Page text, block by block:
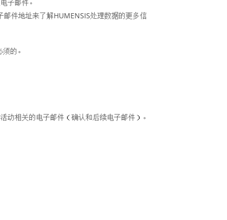
子邮件。
件地址来了解HUMENSIS处理数据的更多信
的。
相关的电子邮件（确认和后续电子邮件）。